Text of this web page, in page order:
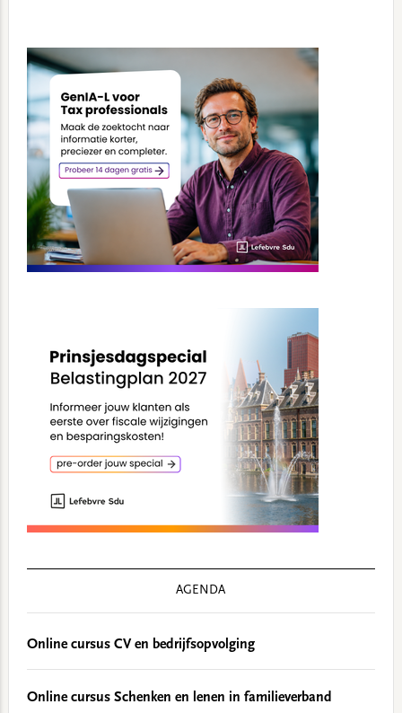
Sidebar
AGENDA
Online cursus CV en bedrijfsopvolging
Online cursus Schenken en lenen in familieverband